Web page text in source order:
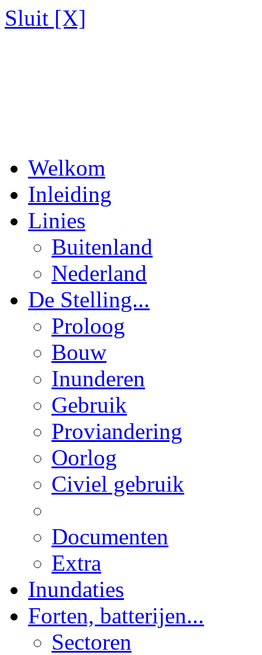
Sluit [X]
Welkom
Inleiding
Linies
Buitenland
Nederland
De Stelling...
Proloog
Bouw
Inunderen
Gebruik
Proviandering
Oorlog
Civiel gebruik
Documenten
Extra
Inundaties
Forten, batterijen...
Sectoren